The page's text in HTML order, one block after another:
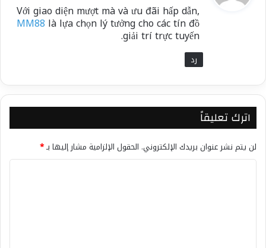
ل
Với giao diện mượt mà và ưu đãi hấp dẫn,
MM88 là lựa chọn lý tưởng cho các tín đồ
giải trí trực tuyến.
رد
اترك تعليقاً
لن يتم نشر عنوان بريدك الإلكتروني. الحقول الإلزامية مشار إليها بـ*